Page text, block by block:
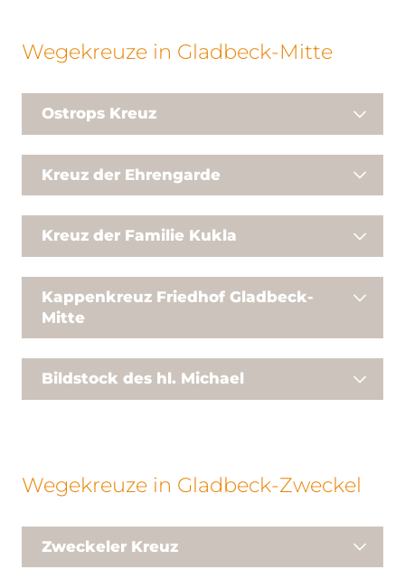
Wegekreuze in Gladbeck-Mitte
Ostrops Kreuz
Kreuz der Ehrengarde
Kreuz der Familie Kukla
Kappenkreuz Friedhof Gladbeck-
Mitte‎
Bildstock des hl. Michael‎
Wegekreuze in Gladbeck-Zweckel
Zweckeler Kreuz